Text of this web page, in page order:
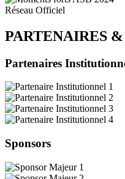
Réseau Officiel
PARTENAIRES &
Partenaires
Sponsors